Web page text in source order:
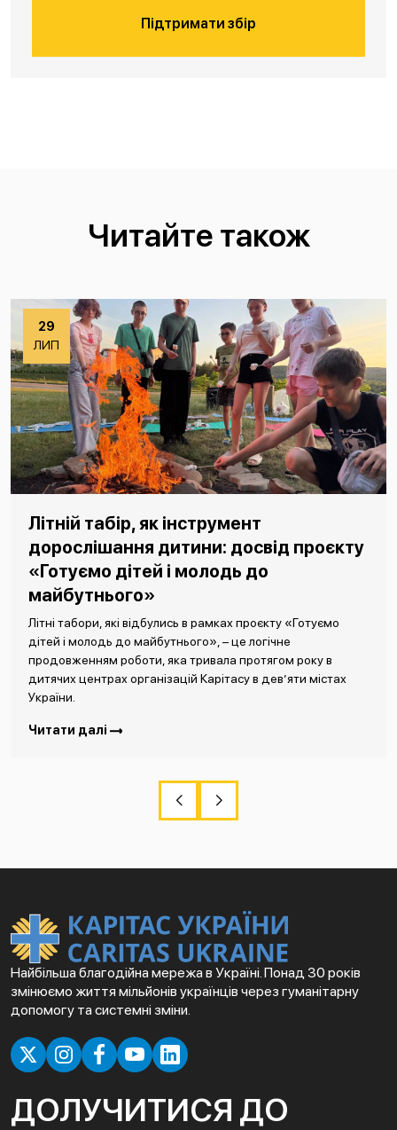
Підтримати збір
Читайте також
29
ЛИП
Літній табір, як інструмент
дорослішання дитини: досвід проєкту
«Готуємо дітей і молодь до
майбутнього»
Літні табори, які відбулись в рамках проєкту «Готуємо
дітей і молодь до майбутнього», – це логічне
продовженням роботи, яка тривала протягом року в
дитячих центрах організацій Карітасу в дев’яти містах
України.
Читати далі
Найбільша благодійна мережа в Україні. Понад 30 років
змінюємо життя мільйонів українців через гуманітарну
допомогу та системні зміни.
ДОЛУЧИТИСЯ ДО